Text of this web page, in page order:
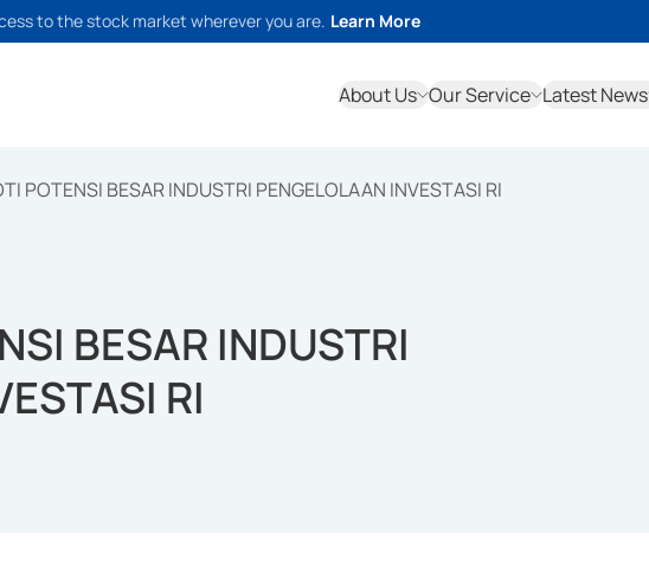
to the stock market wherever you are. Learn More
About Us Our Service Latest News
POTENSI BESAR INDUSTRI PENGELOLAAN INVESTASI RI
BESAR INDUSTRI
RI